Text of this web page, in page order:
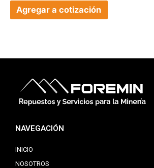
Agregar a cotización
NAVEGACIÓN
INICIO
NOSOTROS